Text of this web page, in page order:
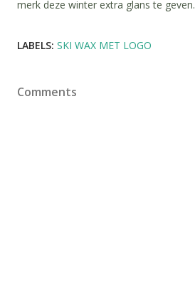
merk deze winter extra glans te geven.
LABELS: SKI WAX MET LOGO
Comments